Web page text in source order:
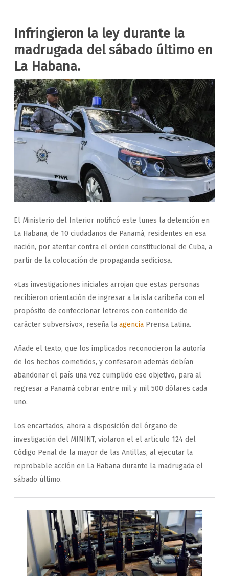
Infringieron la ley durante la
madrugada del sábado último en
La Habana.
El Ministerio del Interior notificó este lunes la detención en
La Habana, de 10 ciudadanos de Panamá, residentes en esa
nación, por atentar contra el orden constitucional de Cuba, a
partir de la colocación de propaganda sediciosa.
«Las investigaciones iniciales arrojan que estas personas
recibieron orientación de ingresar a la isla caribeña con el
propósito de confeccionar letreros con contenido de
carácter subversivo», reseña la agenciaPrensa Latina.
Añade el texto, que los implicados reconocieron la autoría
de los hechos cometidos, y confesaron además debían
abandonar el país una vez cumplido ese objetivo, para al
regresar a Panamá cobrar entre mil y mil 500 dólares cada
uno.
Los encartados, ahora a disposición del órgano de
investigación del MININT, violaron el el artículo 124 del
Código Penal de la mayor de las Antillas, al ejecutar la
reprobable acción en La Habana durante la madrugada el
sábado último.